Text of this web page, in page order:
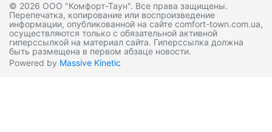
© 2026 ООО "Комфорт-Таун". Все права защищены.
Перепечатка, копирование или воспроизведение
информации, опубликованной на сайте comfort-town.com.ua,
осуществляются только с обязательной активной
гиперссылкой на материал сайта. Гиперссылка должна
быть размещена в первом абзаце новости.
Powered by Massive Kinetic